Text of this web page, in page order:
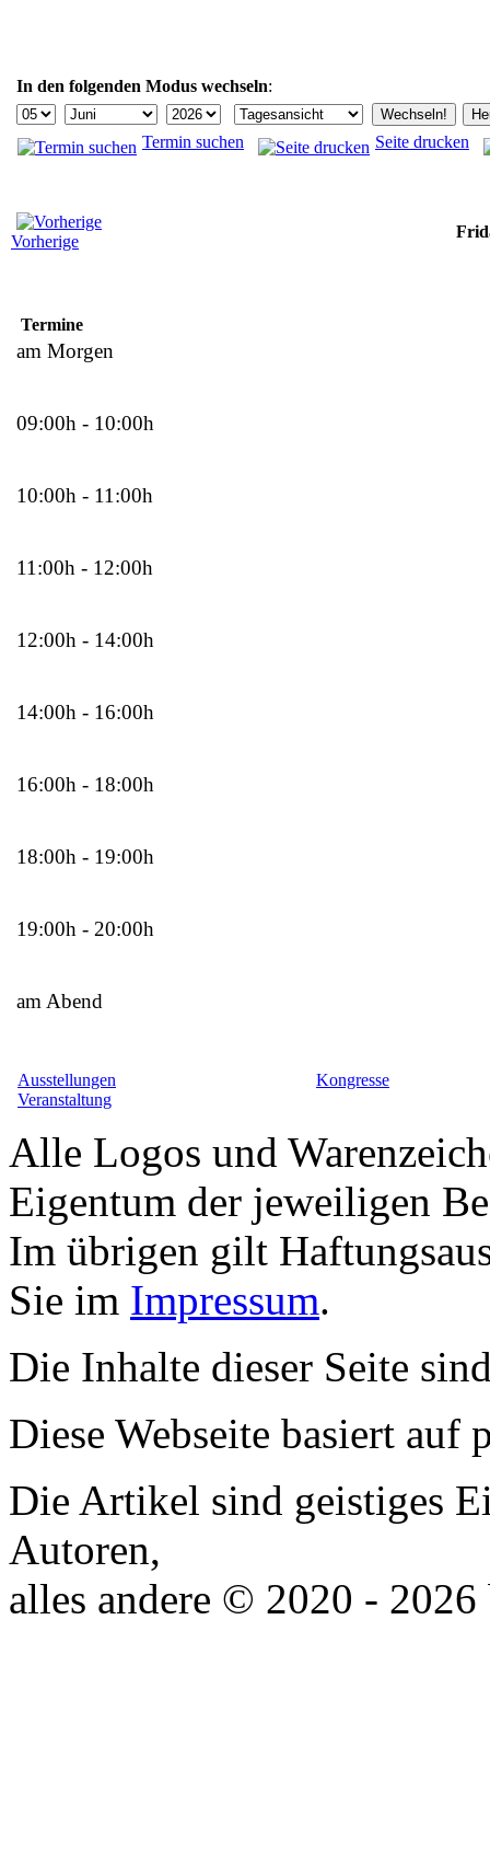
In den folgenden Modus wechseln:
Termin suchen Seite drucken
Vorherige
Termine
am Morgen
09:00h - 10:00h
10:00h - 11:00h
11:00h - 12:00h
12:00h - 14:00h
14:00h - 16:00h
16:00h - 18:00h
18:00h - 19:00h
19:00h - 20:00h
am Abend
Ausstellungen
Kongresse
Veranstaltung
Alle Logos und
Eigentum der jeweiligen
Im übrigen gilt
Sie im Impressum.
Die Inhalte dieser Seite
Diese Webseite basiert auf
Die Artikel sind geistiges
Autoren,
alles andere © 2020 -